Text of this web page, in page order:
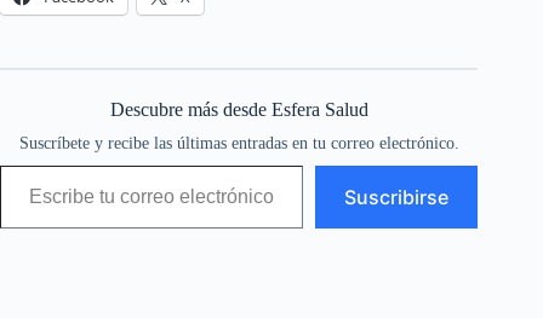
Descubre más desde Esfera Salud
Suscríbete y recibe las últimas entradas en tu correo electrónico.
Escribe tu correo electrónico…
Suscribirse